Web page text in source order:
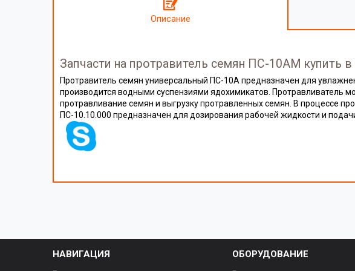
Описание
Запчасти на протравитель семян ПС-10АМ купить
Протравитель семян универсальный ПС-10А предназначен для
производится водными суспензиями ядохимикатов. Протравливатель
протравливание семян и выгрузку протравленных семян. В процессе
ПС-10.10.000 предназначен для дозирования рабочей жидкости и
НАВИГАЦИЯ ОБОРУДОВАНИЕ